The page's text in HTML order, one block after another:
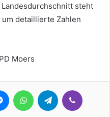
steht
detaillierte Zahlen
Moers
MessengerWhatsAppTelegram